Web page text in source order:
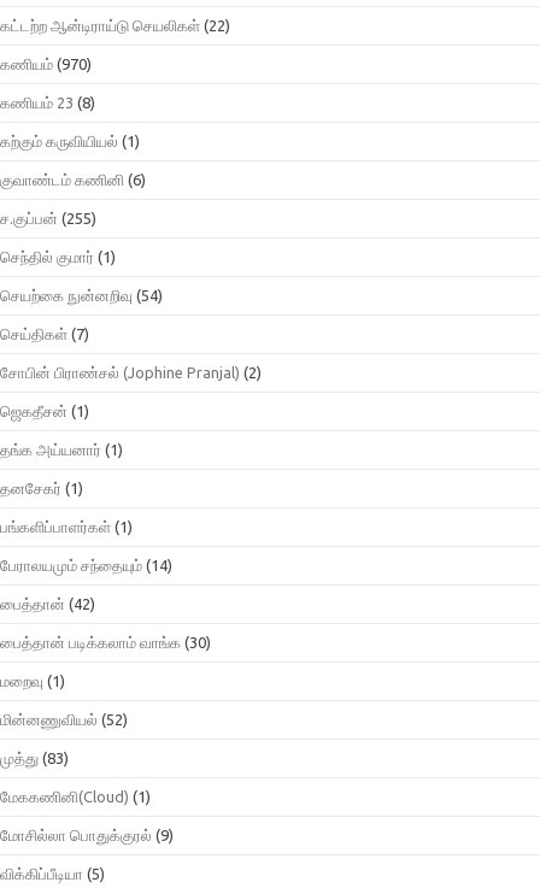
கட்டற்ற ஆன்டிராய்டு செயலிகள் (22)
கணியம் (970)
கணியம் 23 (8)
கற்கும் கருவியியல் (1)
குவாண்டம் கணினி (6)
ச.குப்பன் (255)
செந்தில் குமார் (1)
செயற்கை நுன்னறிவு (54)
செய்திகள் (7)
சோபின் பிராண்சல் (Jophine Pranjal) (2)
ஜெகதீசன் (1)
தங்க அய்யனார் (1)
தனசேகர் (1)
பங்களிப்பாளர்கள் (1)
பேராலயமும் சந்தையும் (14)
பைத்தான் (42)
பைத்தான் படிக்கலாம் வாங்க (30)
மறைவு (1)
மின்னணுவியல் (52)
முத்து (83)
மேககணினி(Cloud) (1)
மோசில்லா பொதுக்குரல் (9)
விக்கிப்பீடியா (5)